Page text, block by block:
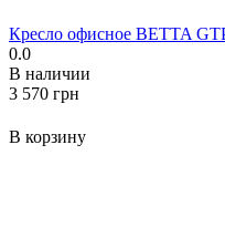
Кресло офисное BETTA
0.0
В наличии
‍3 570‍ грн
В корзину